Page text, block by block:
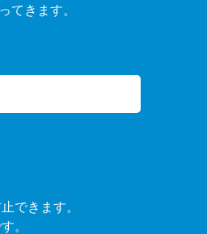
てきます。
できます。
。